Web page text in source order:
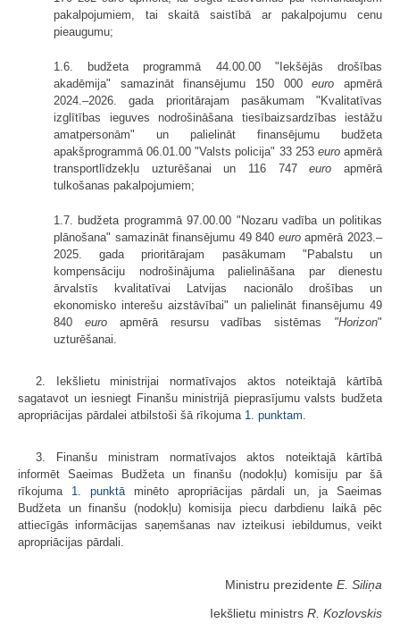
pakalpojumiem, tai skaitā saistībā ar pakalpojumu cenu
pieaugumu;
1.6. budžeta programmā 44.00.00 "Iekšējās drošības
akadēmija" samazināt finansējumu 150 000euro apmērā
2024.–2026. gada prioritārajam pasākumam "Kvalitatīvas
izglītības ieguves nodrošināšana tiesībaizsardzības iestāžu
amatpersonām" un palielināt finansējumu budžeta
apakšprogrammā 06.01.00 "Valsts policija" 33 253 euroapmērā
transportlīdzekļu uzturēšanai un 116 747euro apmērā
tulkošanas pakalpojumiem;
1.7. budžeta programmā 97.00.00 "Nozaru vadība un politikas
plānošana" samazināt finansējumu 49 840 euroapmērā 2023.–
2025. gada prioritārajam pasākumam "Pabalstu un
kompensāciju nodrošinājuma palielināšana par dienestu
ārvalstīs kvalitatīvai Latvijas nacionālo drošības un
ekonomisko interešu aizstāvībai" un palielināt finansējumu 49
840 euroapmērā resursu vadības sistēmas "Horizon"
uzturēšanai.
2. Iekšlietu ministrijai normatīvajos aktos noteiktajā kārtībā
sagatavot un iesniegt Finanšu ministrijā pieprasījumu valsts budžeta
apropriācijas pārdalei atbilstoši šā rīkojuma 1. punktam
3. Finanšu ministram normatīvajos aktos noteiktajā kārtībā
informēt Saeimas Budžeta un finanšu (nodokļu) komisiju par šā
rīkojuma 1. punktāminēto apropriācijas pārdali un, ja Saeimas
Budžeta un finanšu (nodokļu) komisija piecu darbdienu laikā pēc
attiecīgās informācijas saņemšanas nav izteikusi iebildumus, veikt
apropriācijas pārdali.
Ministru prezidente E. Siliņa
Iekšlietu ministrs R. Kozlovskis